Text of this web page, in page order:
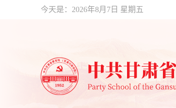
今天是： 2026年8月7日 星期五